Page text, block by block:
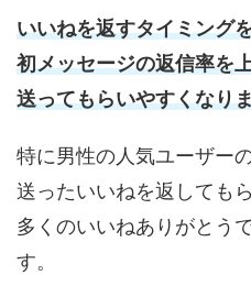
いいねを返すタイミング
初メッセージの返信率を
送ってもらいやすくなり
特に男性の人気ユーザー
送ったいいねを返しても
多くのいいねありがとう
す。